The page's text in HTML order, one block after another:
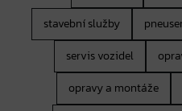
stavební služby
servis vozidel
opravy a montáže